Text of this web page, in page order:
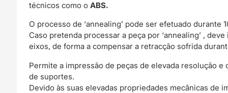
técnicos como oABS.
O processo de ‘annealing’ pode ser efetuado durante
Caso pretenda processar a peça por ‘annealing’ ,
eixos, de forma a compensar a retracção sofrida
Permite a impressão de peças de elevada resolução
de suportes.
Devido às suas elevadas propriedades mecânicas de